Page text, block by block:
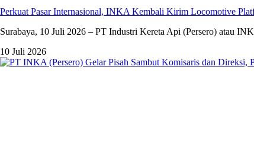
Perkuat Pasar Internasional, INKA Kembali Kirim Locomotive
Surabaya, 10 Juli 2026 – PT Industri Kereta Api (Persero) atau
10 Juli 2026